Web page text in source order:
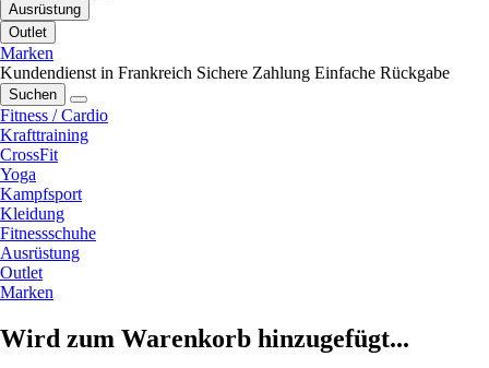
Ausrüstung
Outlet
Marken
Kundendienst in Frankreich Sichere Zahlung Einfache Rückgabe
Suchen
Fitness / Cardio
Krafttraining
CrossFit
Yoga
Kampfsport
Kleidung
Fitnessschuhe
Ausrüstung
Outlet
Marken
Wird zum Warenkorb hinzugefügt...